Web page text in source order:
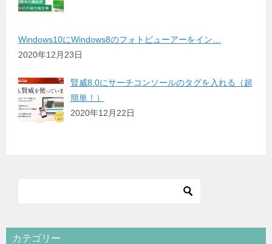
Windows10にWindows8のフォトビューアーをイン…
2020年12月23日
賢威8.0にサーチコンソールのタグを入れる（超
簡単！）
2020年12月22日
カテゴリー